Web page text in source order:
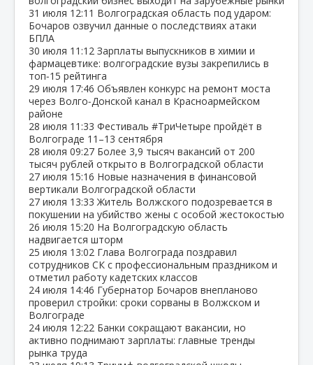
31 июля 12:11 Волгоградская область под ударом:
Бочаров озвучил данные о последствиях атаки
БПЛА
30 июля 11:12 Зарплаты выпускников в химии и
фармацевтике: волгоградские вузы закрепились в
топ‑15 рейтинга
29 июля 17:46 Объявлен конкурс на ремонт моста
через Волго‑Донской канал в Красноармейском
районе
28 июля 11:33 Фестиваль #ТриЧетыре пройдёт в
Волгограде 11–13 сентября
28 июля 09:27 Более 3,9 тысяч вакансий от 200
тысяч рублей открыто в Волгоградской области
27 июля 15:16 Новые назначения в финансовой
вертикали Волгоградской области
27 июля 13:33 Житель Волжского подозревается в
покушении на убийство жены с особой жестокостью
26 июля 15:20 На Волгоградскую область
надвигается шторм
25 июля 13:02 Глава Волгограда поздравил
сотрудников СК с профессиональным праздником и
отметил работу кадетских классов
24 июля 14:46 Губернатор Бочаров внепланово
проверил стройки: сроки сорваны в Волжском и
Волгограде
24 июля 12:22 Банки сокращают вакансии, но
активно поднимают зарплаты: главные тренды
рынка труда